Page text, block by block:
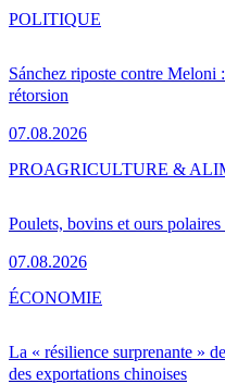
Sánchez riposte contre Meloni
rétorsion
07.08.2026
POLITIQUE
Poulets, bovins et ours
07.08.2026
PROAGRICULTURE &
La « résilience surprenante »
des exportations chinoises
ÉCONOMIE